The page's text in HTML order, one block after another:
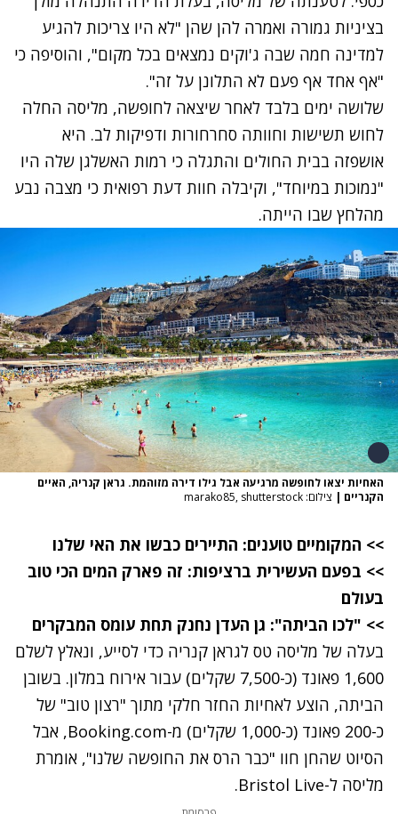
בציניות גמורה ואמרה להן שהן "לא היו צריכות להגיע
למדינה חמה שבה ג'וקים נמצאים בכל מקום", והוסיפה כי
"אף אחד אף פעם לא התלונן על זה".
שלושה ימים בלבד לאחר שיצאה לחופשה, מליסה החלה
לחוש תשישות וחוותה סחרחורות ודפיקות לב. היא
אושפזה בבית החולים והתגלה כי רמות האשלגן שלה היו
"נמוכות במיוחד", וקיבלה חוות דעת רפואית כי מצבה נבע
מהלחץ שבו הייתה.
האחיות יצאו לחופשה מרגיעה אבל גילו דירה מזוהמת. גראן קנריה, האיים
הקנריים | צילום: marako85, shutterstock
>> המקומיים טוענים: התיירים כבשו את האי שלנו
>> בפעם העשירית ברציפות: זה פארק המים הכי טוב
בעולם
>> "לכו הביתה": גן העדן נחנק תחת עומס המבקרים
בעלה של מליסה טס לגראן קנריה כדי לסייע, ונאלץ לשלם
1,600 פאונד (כ-7,500 שקלים) עבור אירוח במלון. בשובן
הביתה, הוצע לאחיות החזר חלקי מתוך "רצון טוב" של
כ-200 פאונד (כ-1,000 שקלים) מ-Booking.com, אבל
הסיוט שהחן חוו "כבר הרס את החופשה שלנו", אומרת
מליסה ל-Bristol Live
.